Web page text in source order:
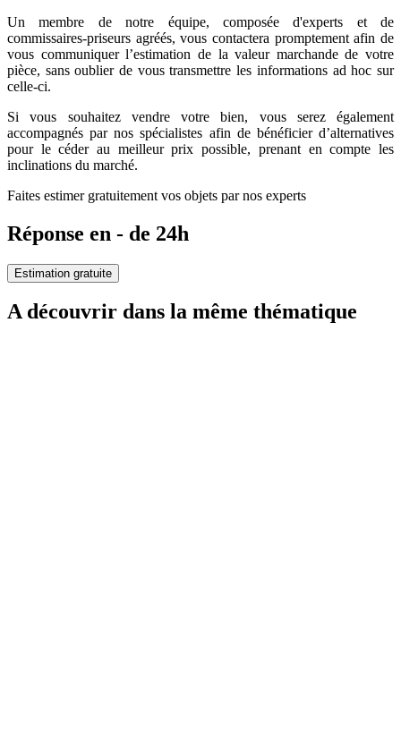
Un membre de notre équipe, composée d'experts et de
commissaires-priseurs agréés, vous contactera promptement afin de
vous communiquer l’estimation de la valeur marchande de votre
pièce, sans oublier de vous transmettre les informations ad hoc sur
celle-ci.
Si vous souhaitez vendre votre bien, vous serez également
accompagnés par nos spécialistes afin de bénéficier d’alternatives
pour le céder au meilleur prix possible, prenant en compte les
inclinations du marché.
Faites estimer gratuitement vos objets par nos experts
Réponse en - de 24h
Estimation gratuite
A découvrir dans la même thématique